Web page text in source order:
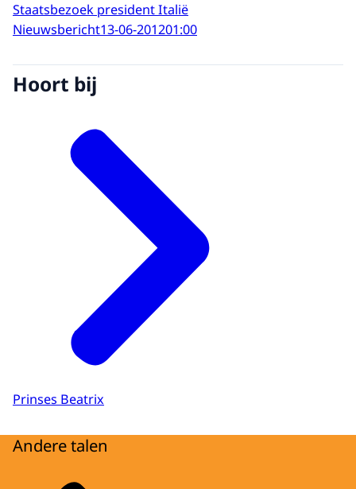
Staatsbezoek president Italië
Nieuwsbericht13-06-201201:00
Hoort bij
Prinses Beatrix
Andere talen